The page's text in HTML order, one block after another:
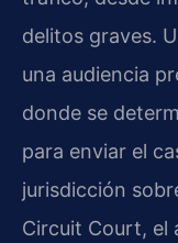
delitos graves.
una audiencia
donde se
para enviar el
jurisdicción
Circuit Court, el